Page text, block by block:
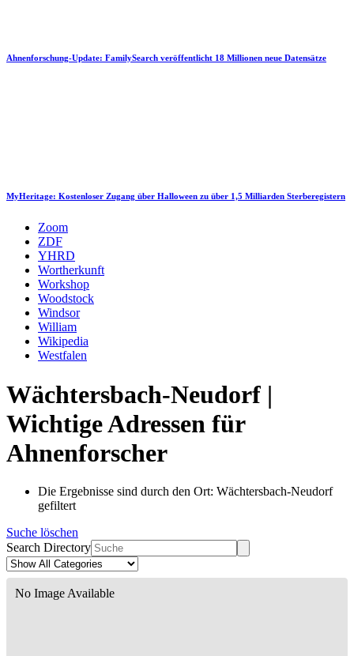
Ahnenforschung-Update: FamilySearch veröffentlicht 18 Millionen neue Datensätze
MyHeritage: Kostenloser Zugang über Halloween zu über 1,5 Milliarden Sterberegistern
Zoom
ZDF
YHRD
Wortherkunft
Workshop
Woodstock
Windsor
William
Wikipedia
Westfalen
Wächtersbach-Neudorf |
Wichtige Adressen für
Ahnenforscher
Die Ergebnisse sind durch den Ort: Wächtersbach-Neudorf
gefiltert
Suche löschen
Search Directory
No Image Available